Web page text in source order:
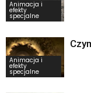
Animacja i
efekty
specjalne
Animacja i
efekty
specjalne